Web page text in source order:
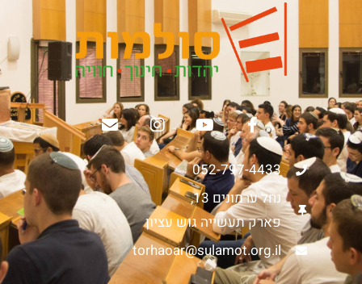
052-797-4433
נחל ערמונים 13,
פארק תעשייה גוש עציון
torhaoar@sulamot.org.il